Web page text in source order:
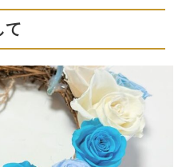
て